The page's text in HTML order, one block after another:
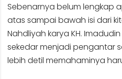
Sebenarnya belum lengkap
atas sampai bawah isi dari
Nahdliyah karya KH.
sekedar menjadi pengantar
lebih detil memahaminya